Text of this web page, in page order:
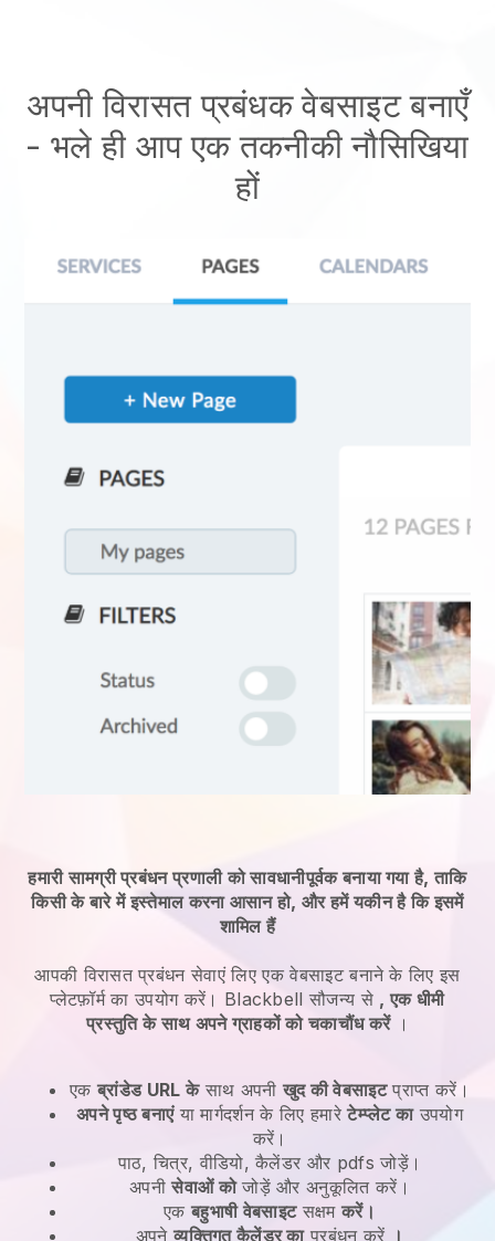
अपनी विरासत प्रबंधक वेबसाइट बनाएँ
- भले ही आप एक तकनीकी नौसिखिया
हों
हमारी सामग्री प्रबंधन प्रणाली को सावधानीपूर्वक बनाया गया है, ताकि
किसी के बारे में इस्तेमाल करना आसान हो, और हमें यकीन है कि इसमें
शामिल हैं
आपकी विरासत प्रबंधन सेवाएंलिए एक वेबसाइट बनाने के लिए इस
प्लेटफ़ॉर्म का उपयोग करें। Blackbell सौजन्य से , एक धीमी
प्रस्तुति के साथ अपने ग्राहकों को चकाचौंध करें।
एकब्रांडेड URL केसाथ अपनीखुद की वेबसाइटप्राप्त करें।
अपने पृष्ठ बनाएंया मार्गदर्शन के लिए हमारेटेम्प्लेट काउपयोग
करें।
पाठ, चित्र, वीडियो, कैलेंडर और pdfs जोड़ें।
अपनीसेवाओं कोजोड़ें और अनुकूलित करें।
एकबहुभाषी वेबसाइटसक्षमकरें।
अपनेव्यक्तिगत कैलेंडर काप्रबंधन करें ।